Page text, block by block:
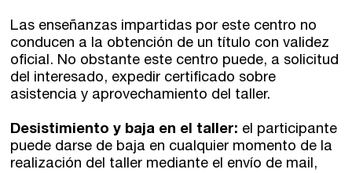
Las enseñanzas impartidas por este centro no
conducen a la obtención de un título con validez
oficial. No obstante este centro puede, a solicitud
del interesado, expedir certificado sobre
asistencia y aprovechamiento del taller.
Desistimiento y baja en el taller: el participante
puede darse de baja en cualquier momento de la
realización del taller mediante el envío de mail,